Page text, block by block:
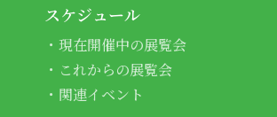
スケジュール
現在開催中の展覧会
これからの展覧会
関連イベント